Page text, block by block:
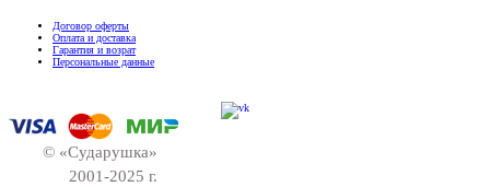
Договор оферты
Оплата и доставка
Гарантия и возрат
Персональные данные
© «Сударушка»
2001-2025 г.